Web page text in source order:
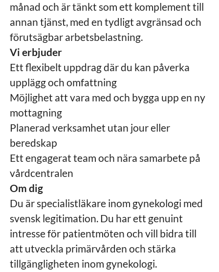
månad och är tänkt som ett komplement till
annan tjänst, med en tydligt avgränsad och
förutsägbar arbetsbelastning.
Vi erbjuder
Ett flexibelt uppdrag där du kan påverka
upplägg och omfattning
Möjlighet att vara med och bygga upp en ny
mottagning
Planerad verksamhet utan jour eller
beredskap
Ett engagerat team och nära samarbete på
vårdcentralen
Om dig
Du är specialistläkare inom gynekologi med
svensk legitimation. Du har ett genuint
intresse för patientmöten och vill bidra till
att utveckla primärvården och stärka
tillgängligheten inom gynekologi.